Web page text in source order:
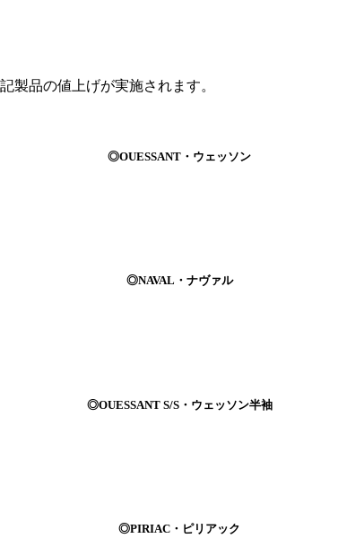
製品の値上げが実施されます。
◎OUESSANT・ウェッソン
◎NAVAL・ナヴァル
◎OUESSANT S/S・ウェッソン半袖
◎PIRIAC・ピリアック